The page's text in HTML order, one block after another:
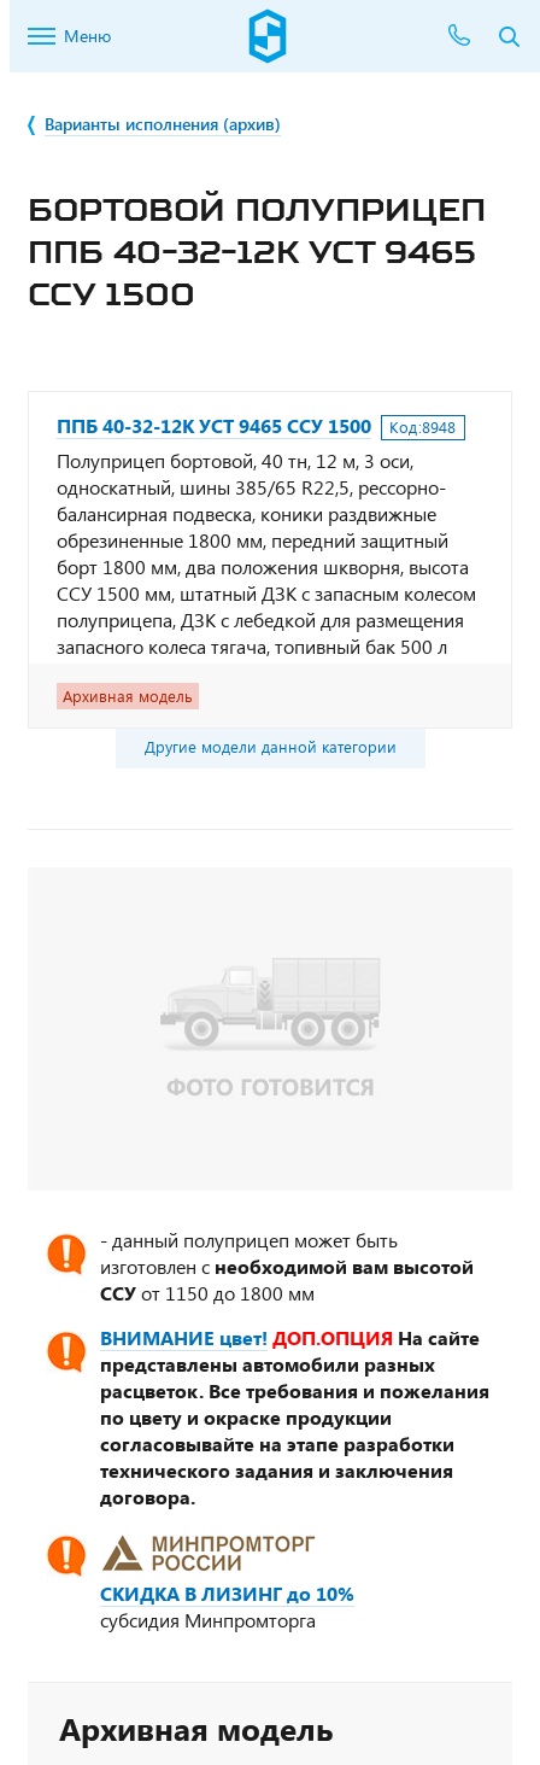
Меню
Варианты исполнения (архив)
БОРТОВОЙ ПОЛУПРИЦЕП
ППБ 40-32-12К УСТ 9465
ССУ 1500
ППБ 40-32-12К УСТ 9465 ССУ 1500 Код:8948
Полуприцеп бортовой, 40 тн, 12 м, 3 оси,
односкатный, шины 385/65 R22,5, рессорно-
балансирная подвеска, коники раздвижные
обрезиненные 1800 мм, передний защитный
борт 1800 мм, два положения шкворня, высота
ССУ 1500 мм, штатный ДЗК с запасным колесом
полуприцепа, ДЗК с лебедкой для размещения
запасного колеса тягача, топивный бак 500 л
Архивная модель
Другие модели данной категории
- данный полуприцеп может быть
изготовлен с необходимой вам высотой
ССУот 1150 до 1800 мм
ВНИМАНИЕ цвет! ДОП.ОПЦИЯ На сайте
представлены автомобили разных
расцветок. Все требования и пожелания
по цвету и окраске продукции
согласовывайте на этапе разработки
технического задания и заключения
договора.
СКИДКА В ЛИЗИНГ до 10%
субсидия Минпромторга
Архивная модель